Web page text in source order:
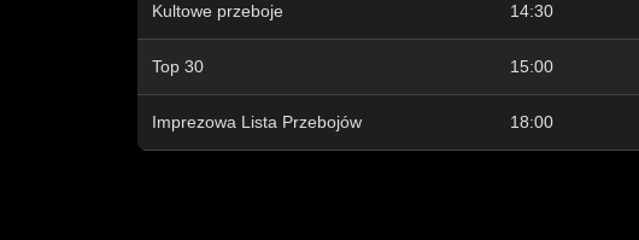
Kultowe przeboje 14:30
Top 30 15:00
Imprezowa Lista Przebojów 18:00